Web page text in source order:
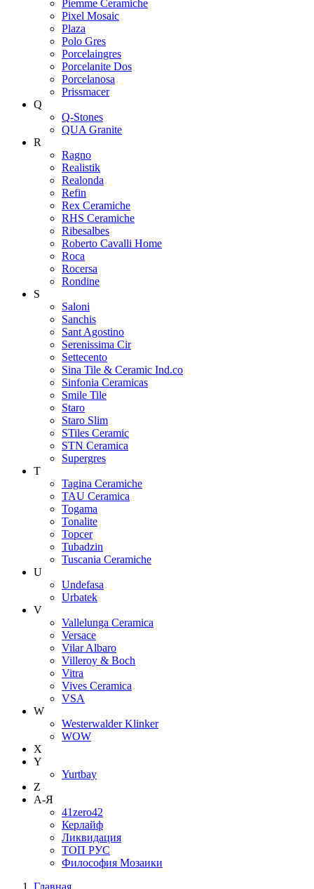
Piemme Ceramiche
Pixel Mosaic
Plaza
Polo Gres
Porcelaingres
Porcelanite Dos
Porcelanosa
Prissmacer
Q
Q-Stones
QUA Granite
R
Ragno
Realistik
Realonda
Refin
Rex Ceramiche
RHS Ceramiche
Ribesalbes
Roberto Cavalli Home
Roca
Rocersa
Rondine
S
Saloni
Sanchis
Sant Agostino
Serenissima Cir
Settecento
Sina Tile & Ceramic Ind.co
Sinfonia Ceramicas
Smile Tile
Staro
Staro Slim
STiles Ceramic
STN Ceramica
Supergres
T
Tagina Ceramiche
TAU Ceramica
Togama
Tonalite
Topcer
Tubadzin
Tuscania Ceramiche
U
Undefasa
Urbatek
V
Vallelunga Ceramica
Versace
Vilar Albaro
Villeroy & Boch
Vitra
Vives Ceramica
VSA
W
Westerwalder Klinker
WOW
X
Y
Yurtbay
Z
А-Я
41zero42
Керлайф
Ликвидация
ТОП РУС
Философия Мозаики
Главная